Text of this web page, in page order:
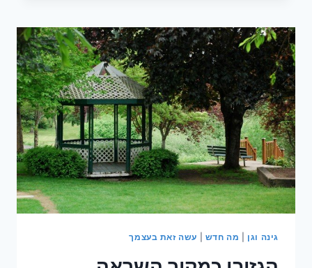
המידע
שחשוב
שתכירו
גינה וגן מה חדש עשה זאת בעצמך